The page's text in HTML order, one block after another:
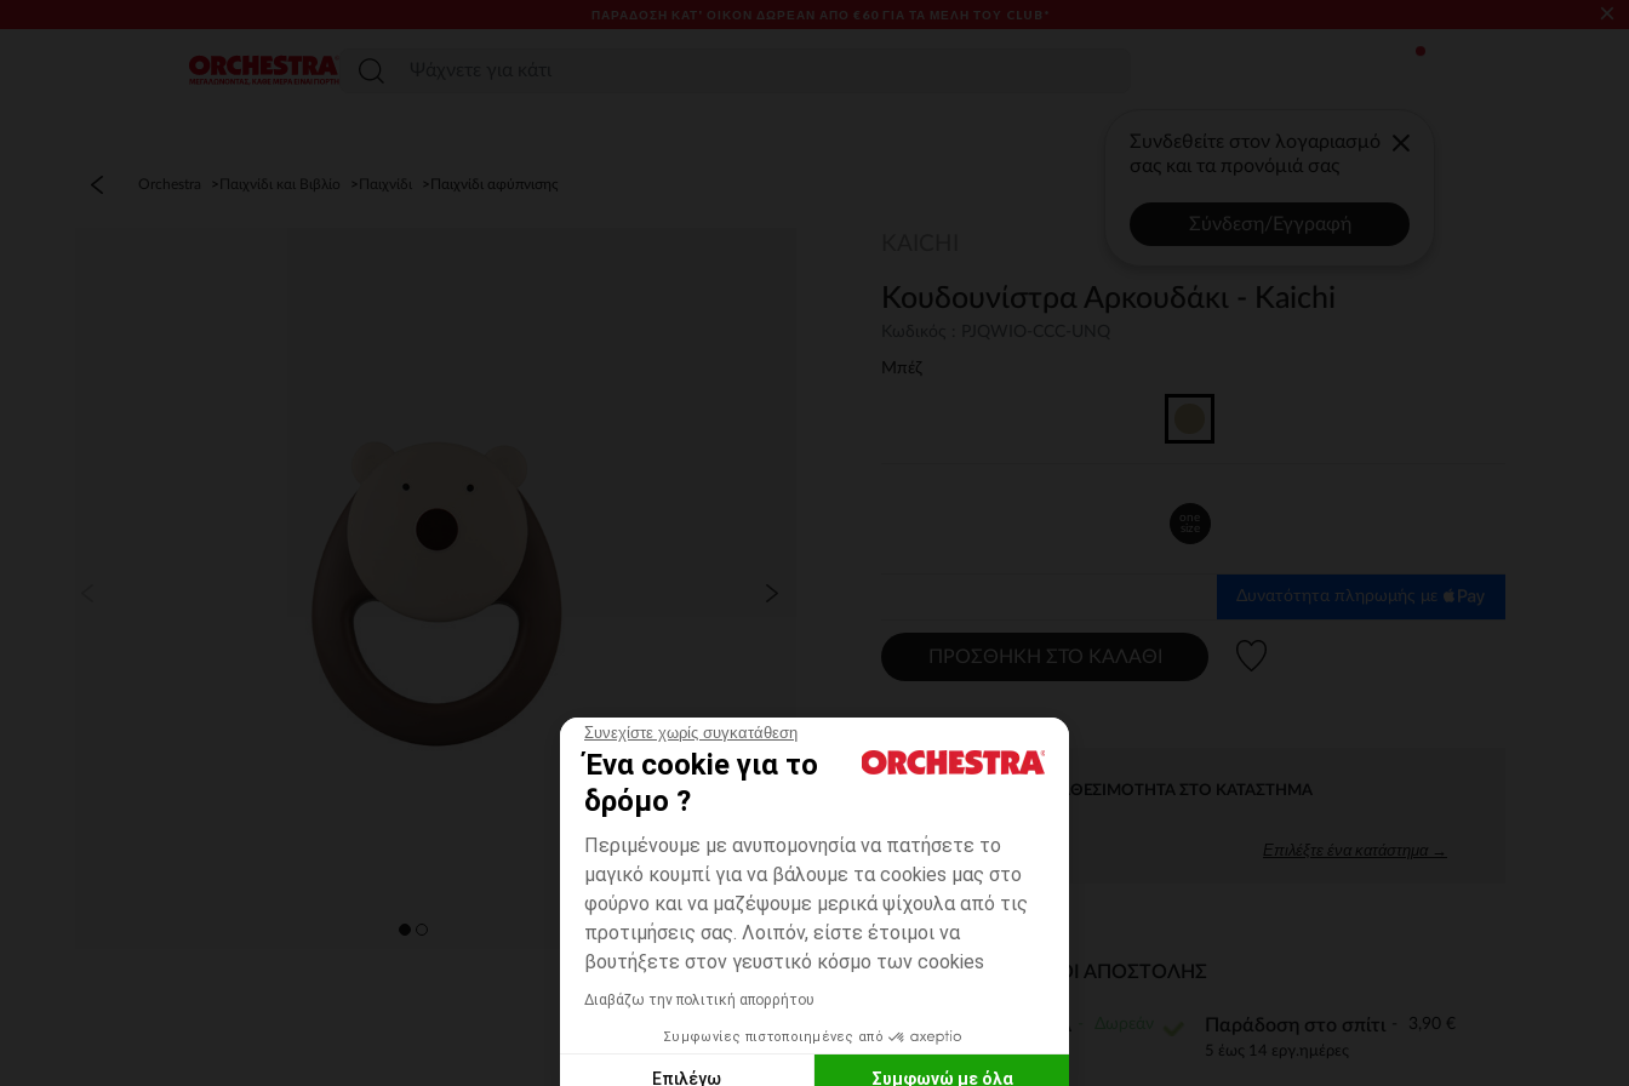
Συνεχίστε χωρίς συγκατάθεση
Ένα cookie για το
δρόμο ?
Περιμένουμε με ανυπομονησία να πατήσετε το
μαγικό κουμπί για να βάλουμε τα cookies μας στο
φούρνο και να μαζέψουμε μερικά ψίχουλα από τις
προτιμήσεις σας. Λοιπόν, είστε έτοιμοι να
βουτήξετε στον γευστικό κόσμο των cookies
Διαβάζω την πολιτική απορρήτου
Συμφωνίες πιστοποιημένες από
Επιλέγω Συμφωνώ με όλα
ΠΑΡΆΔΟΣΗ ΚΑΤ' ΟΊΚΟΝ ΔΩΡΕΑΝ ΑΠΌ €60 ΓΙΑ ΤΑ ΜΈΛΗ ΤΟΥ CLUB* ×
Μενού
Συνδεθείτε στον λογαριασμό
σας και τα προνόμιά σας
Σύνδεση/Εγγραφή
Orchestra Παιχνίδι και Βιβλίο Παιχνίδι Παιχνίδι αφύπνισης
Κουδουνίστρα Αρκουδάκι - Kaichi
Μπέζ
one
size
Δυνατότητα πληρωμής με
ΠΡΟΣΘΉΚΗ ΣΤΟ ΚΑΛΆΘΙ
ΆΜΕΣΗ ΔΙΑΘΕΣΙΜΌΤΗΤΑ ΣΤΟ ΚΑΤΆΣΤΗΜΑ
Επιλέξτε ένα κατάστημα →
ΔΙΑΘΈΣΙΜΟΙ ΤΡΌΠΟΙ ΑΠΟΣΤΟΛΉΣ
ΣΕ ΚΑΤΑΣΤΗΜΑ Παράδοση στο σπίτι 3,90 €
5 έως 14 εργ.ημέρες